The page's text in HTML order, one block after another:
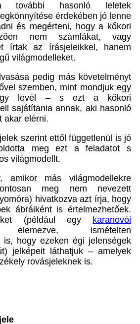
hasonló leletek
érdekében jó lenne
és megérteni, hogy a kőkori
nem számlákat, vagy
írtak az írásjeleikkel, hanem
világmodelleket.
pedig más követelményt
szemben, mint mondjuk egy
levél – s ezt a kőkori
sajátítania annak, aki hasonló
akar elérni.
szerint ettől függetlenül is jó
meg ezt a feladatot s
világmodellt.
amikor más világmodellekre
meg nem nevezett
hivatkozva azt írja, hogy
ábráiként is értelmezhetőek.
(például egy karanovói
ismételten
is, hogy ezeken égi jelenségek
jelképeit láthatjuk – amelyek
rovásjeleknek is.